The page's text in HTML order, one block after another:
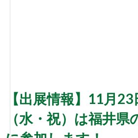
【出展情報】11月23
（水・祝）は福井県